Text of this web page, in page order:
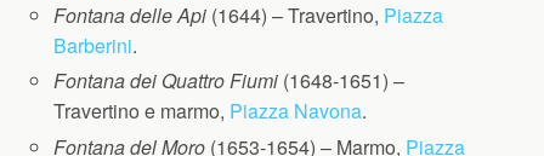
Fontana delle Api (1644) – Travertino, Piazza
Barberini.
Fontana dei Quattro Fiumi (1648-1651) –
Travertino e marmo, Piazza Navona.
Fontana del Moro (1653-1654) – Marmo, Piazza